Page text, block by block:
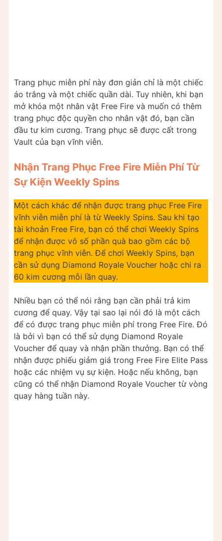
Trang phục miễn phí này đơn giản chỉ là một chiếc
áo trắng và một chiếc quần dài. Tuy nhiên, khi bạn
mở khóa một nhân vật Free Fire và muốn có thêm
trang phục độc quyền cho nhân vật đó, bạn cần
đầu tư kim cương. Trang phục sẽ được cất trong
Vault của bạn vĩnh viễn.
Nhận Trang Phục Free Fire Miễn Phí Từ
Sự Kiện Weekly Spins
Một cách khác để nhận được trang phục Free Fire
vĩnh viễn miễn phí là từ Weekly Spins. Sau khi tạo
tài khoản Free Fire, bạn có thể chơi Weekly Spins
để nhận được vô số phần quà bao gồm các bộ
trang phục vĩnh viễn. Để chơi Weekly Spins, bạn
cần sử dụng Diamond Royale Voucher hoặc chi ra
60 kim cương mỗi lần quay.
Nhiều bạn có thể nói rằng bạn cần phải trả kim
cương để quay. Vậy tại sao lại nói đó là một cách
để có được trang phục miễn phí trong Free Fire. Đó
là bởi vì bạn có thể sử dụng Diamond Royale
Voucher để quay và nhận phần thưởng. Bạn có thể
nhận được phiếu giảm giá trong Free Fire Elite Pass
hoặc các nhiệm vụ sự kiện. Hoặc nếu không, bạn
cũng có thể nhận Diamond Royale Voucher từ vòng
quay hàng tuần này.